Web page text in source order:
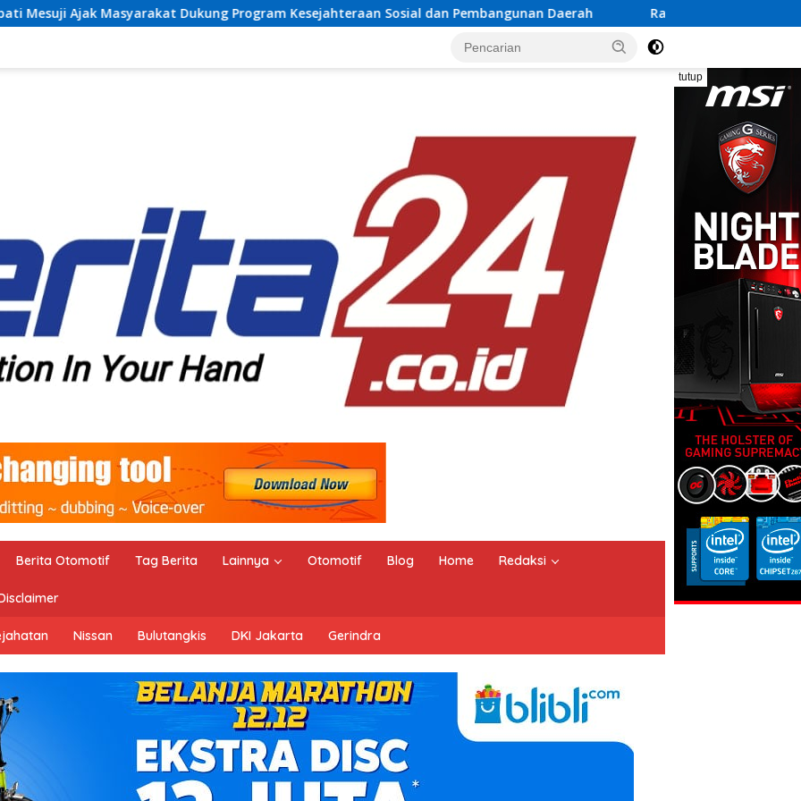
Dukung Program Kesejahteraan Sosial dan Pembangunan Daerah Rayakan Semangat Kemerdekaan Bersama
tutup
Berita Otomotif Tag Berita Lainnya Otomotif Blog Home Redaksi
Nissan Bulutangkis DKI Jakarta Gerindra